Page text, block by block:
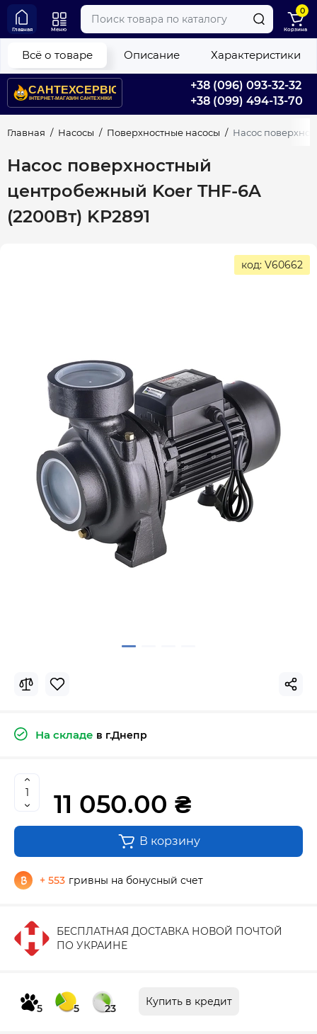
+38 (096) 093-32-32
+38 (099) 494-13-70
Главная Меню
0
Корзина
Главная Насосы Поверхностные насосы Насос
Насос поверхностный
центробежный Koer THF-6A
(2200Вт) KP2891
Всё о товаре Описание Характеристики
код: V60662
На складе в г.Днепр
11 050.00 ₴
В корзину
+ 553 гривны на бонусный счет
БЕСПЛАТНАЯ ДОСТАВКА НОВОЙ ПОЧТОЙ
ПО УКРАИНЕ
5 5 23
Купить в кредит